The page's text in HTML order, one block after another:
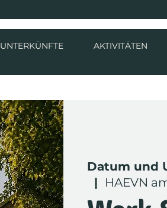
UNTERKÜNFTE AKTIVITÄTEN
Datum und
  |
HAEVN